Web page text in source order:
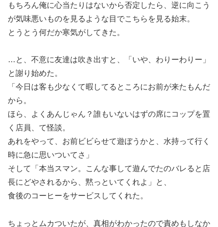
もちろん俺に心当たりはないから否定したら、逆に向こう
が気味悪いものを見るような目でこちらを見る始末。
とうとう何だか寒気がしてきた。
…と、不意に友達は吹き出すと、「いや、わりーわりー」
と謝り始めた。
「今日は客も少なくて暇してるところにお前が来たもんだ
から。
ほら、よくあんじゃん？誰もいないはずの席にコップを置
く店員、て怪談。
あれをやって、お前ビビらせて遊ぼうかと、水持って行く
時に急に思いついてさ」
そして「本当スマン。こんな事して遊んでたのバレると店
長にどやされるから、黙っといてくれよ」と、
食後のコーヒーをサービスしてくれた。
ちょっとムカついたが、真相がわかったので責めもしなか